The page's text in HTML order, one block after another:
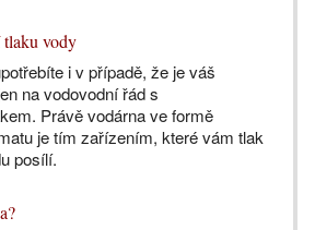
tlaku vody
i v případě, že je váš
na vodovodní řád s
Právě vodárna ve formě
je tím zařízením, které vám tlak
posílí.